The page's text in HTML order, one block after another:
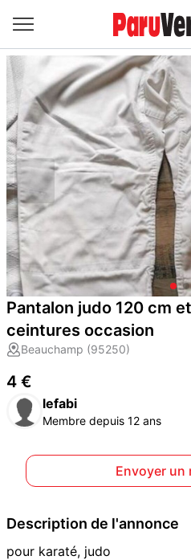
Pantalon judo 120 cm
ceintures occasion
Beauchamp (95250)
4 €
lefabi
Membre depuis 12 ans
Envoyer un
Description de l'annonce
pour karaté, judo